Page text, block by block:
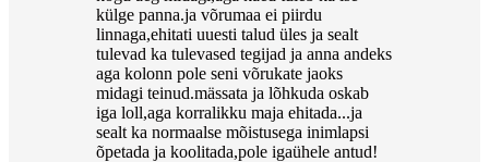
külge panna.ja võrumaa ei piirdu
linnaga,ehitati uuesti talud üles ja sealt
tulevad ka tulevased tegijad ja anna andeks
aga kolonn pole seni võrukate jaoks
midagi teinud.mässata ja lõhkuda oskab
iga loll,aga korralikku maja ehitada...ja
sealt ka normaalse mõistusega inimlapsi
õpetada ja koolitada,pole igaühele antud!